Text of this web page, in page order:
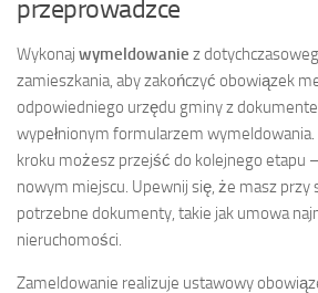
przeprowadzce
Wykonaj wymeldowanie z
zamieszkania, aby zakończyć obowiązek
odpowiedniego urzędu gminy z
wypełnionym formularzem
kroku możesz przejść do kolejnego etapu –
nowym miejscu. Upewnij się, że masz przy
potrzebne dokumenty, takie jak umowa
nieruchomości.
Zameldowanie realizuje ustawowy